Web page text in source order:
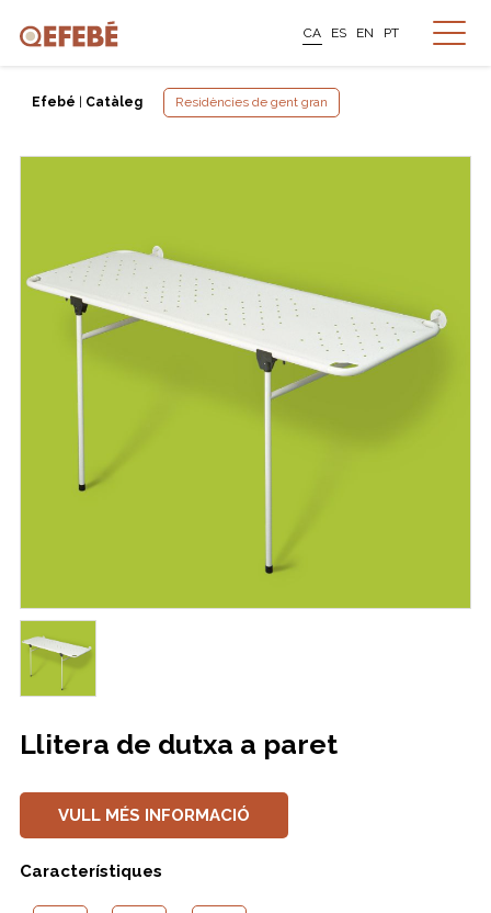
CA ES EN PT
Efebé Catàleg Residències de gent gran
Llitera de dutxa a paret
VULL MÉS INFORMACIÓ
Característiques